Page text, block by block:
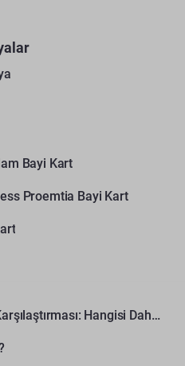
Bayi Kart
Proemtia Bayi Kart
Gazbeton, Tuğla ve Bims Karşılaştırması: Hangisi Daha Avantajlı?